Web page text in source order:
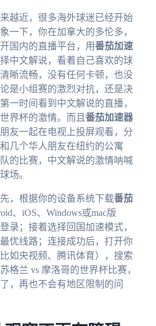
越近，很多海外球迷已经开始
一下，你在加拿大的多伦多，
国内的直播平台，用番茄加速
中文解说，看着自己喜欢的球
晰流畅，没有任何卡顿，也没
是小组赛的激烈对抗，还是决
一时间看到中文解说的直播，
界杯的激情。而且 番茄加速器
友一起在电视上投屏观看，分
几个华人朋友在纽约的公寓
的比赛，中文解说的激情呐喊
场。
，根据你的设备系统下载番茄
、iOS、Windows或mac版
录；接着选择回国加速模式，
优线路；连接成功后，打开你
如央视频、腾讯体育），搜索
兰 vs 摩洛哥的世界杯比赛，
，再也不会有地区限制的问